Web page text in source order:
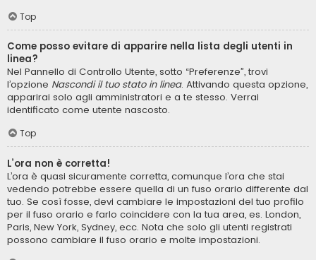
Top
Come posso evitare di apparire nella lista degli utenti in
linea?
Nel Pannello di Controllo Utente, sotto “Preferenze”, trovi
l’opzione Nascondi il tuo stato in linea. Attivando questa opzione,
apparirai solo agli amministratori e a te stesso. Verrai
identificato come utente nascosto.
Top
L’ora non è corretta!
L’ora è quasi sicuramente corretta, comunque l’ora che stai
vedendo potrebbe essere quella di un fuso orario differente dal
tuo. Se così fosse, devi cambiare le impostazioni del tuo profilo
per il fuso orario e farlo coincidere con la tua area, es. London,
Paris, New York, Sydney, ecc. Nota che solo gli utenti registrati
possono cambiare il fuso orario e molte impostazioni.